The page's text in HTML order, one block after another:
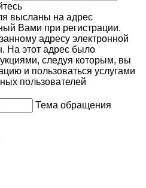
высланы на адрес
Вами при регистрации.
адресу электронной
На этот адрес было
следуя которым, вы
и пользоваться услугами
пользователей
Тема обращения